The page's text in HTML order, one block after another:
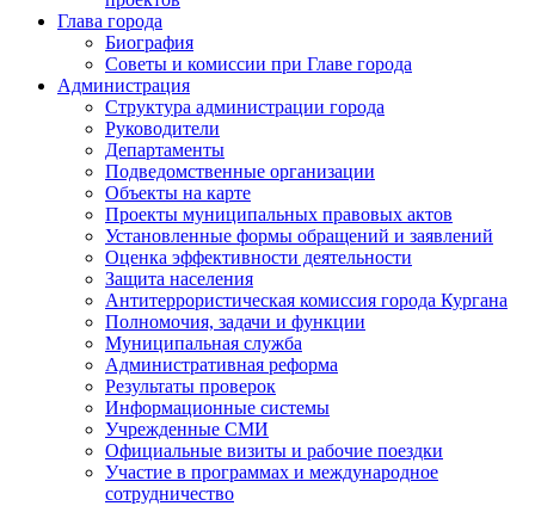
Глава города
Биография
Советы и комиссии при Главе города
Администрация
Структура администрации города
Руководители
Департаменты
Подведомственные организации
Объекты на карте
Проекты муниципальных правовых актов
Установленные формы обращений и заявлений
Оценка эффективности деятельности
Защита населения
Антитеррористическая комиссия города Кургана
Полномочия, задачи и функции
Муниципальная служба
Административная реформа
Результаты проверок
Информационные системы
Учрежденные СМИ
Официальные визиты и рабочие поездки
Участие в программах и международное
сотрудничество